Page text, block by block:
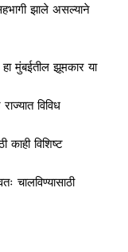
झाले असल्याने
हा मुंबईतील झूमकार या
विविध
काही विशिष्ट
चालविण्यासाठी